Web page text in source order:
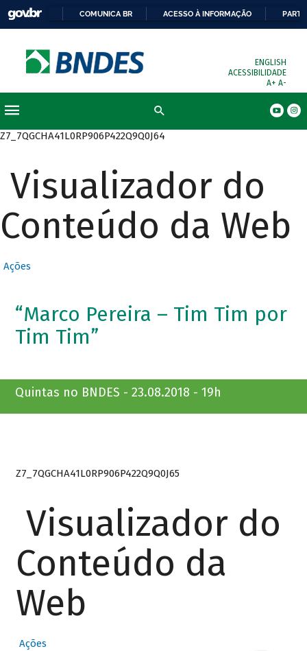
COMUNICA BR ACESSO À INFORMAÇÃO
ENGLISH
ACESSIBILIDADE
A+ A-
Z7_7QGCHA41L0RP906P422Q9Q0J64
Visualizador do
Conteúdo da Web
Ações
“Marco Pereira – Tim Tim por
Tim Tim”
Quintas no BNDES - 23.08.2018 - 19h
Z7_7QGCHA41L0RP906P422Q9Q0J65
Visualizador do
Conteúdo da
Web
Ações